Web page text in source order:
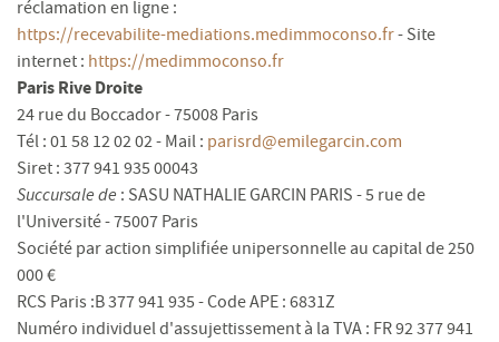
réclamation en ligne :
https://recevabilite-mediations.medimmoconso.fr- Site
internet : https://medimmoconso.fr
Paris Rive Droite
24 rue du Boccador - 75008 Paris
Tél : 01 58 12 02 02 - Mail : parisrd@emilegarcin.com
Siret : 377 941 935 00043
Succursale de : SASU NATHALIE GARCIN PARIS - 5 rue de
l'Université - 75007 Paris
Société par action simplifiée unipersonnelle au capital de 250
000 €
RCS Paris :B 377 941 935 - Code APE : 6831Z
Numéro individuel d'assujettissement à la TVA : FR 92 377 941